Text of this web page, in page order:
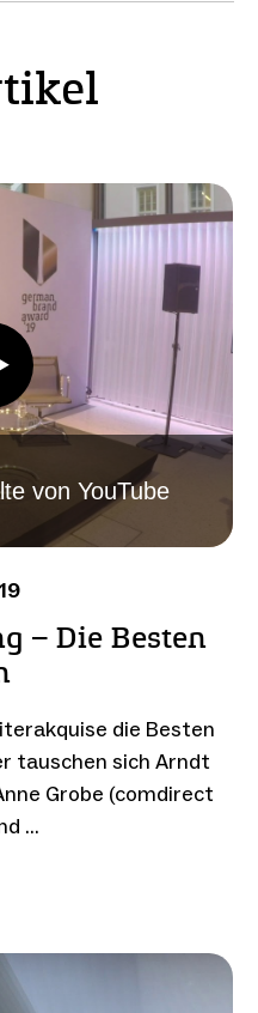
von YouTube
– Die Besten
die Besten
tauschen sich Arndt
Grobe (comdirect
…